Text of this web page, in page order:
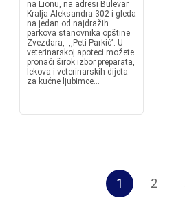
na Lionu, na adresi Bulevar
Kralja Aleksandra 302 i gleda
na jedan od najdražih
parkova stanovnika opštine
Zvezdara, ,,Peti Parkić’’. U
veterinarskoj apoteci možete
pronaći širok izbor preparata,
lekova i veterinarskih dijeta
za kućne ljubimce...
1 2